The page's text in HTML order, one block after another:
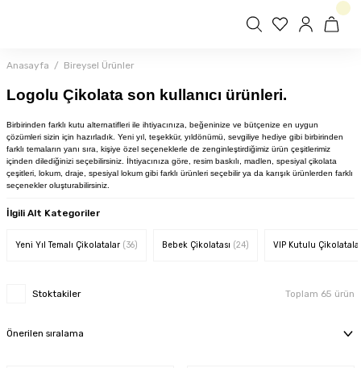
Anasayfa Bireysel Ürünler
Logolu Çikolata son kullanıcı ürünleri.
Birbirinden farklı kutu alternatifleri ile ihtiyacınıza, beğeninize ve bütçenize en uygun
çözümleri sizin için hazırladık. Yeni yıl, teşekkür, yıldönümü, sevgiliye hediye gibi birbirinden
farklı temaların yanı sıra, kişiye özel seçeneklerle de zenginleştirdiğimiz ürün çeşitlerimiz
içinden dilediğinizi seçebilirsiniz. İhtiyacınıza göre, resim baskılı, madlen, spesiyal çikolata
çeşitleri, lokum, draje, spesiyal lokum gibi farklı ürünleri seçebilir ya da karışık ürünlerden farklı
seçenekler oluşturabilirsiniz.
İlgili Alt Kategoriler
Yeni Yıl Temalı Çikolatalar (36) Bebek Çikolatası (24) VIP Kutulu
Stoktakiler Toplam 65 ürün